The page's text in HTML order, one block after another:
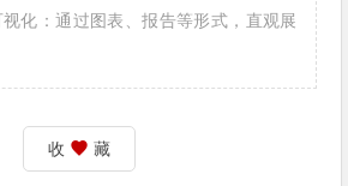
化：通过图表、报告等形式，直观展
收 藏